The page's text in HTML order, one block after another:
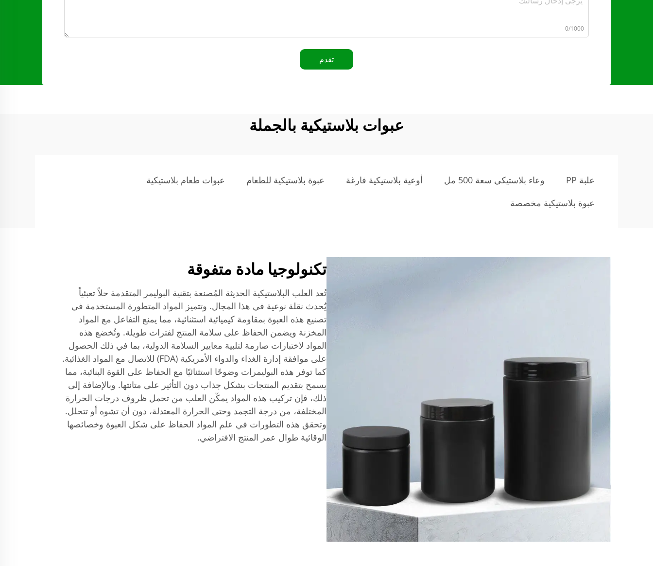
0/1000
تقدم
عبوات بلاستيكية بالجملة
علبة PP وعاء بلاستيكي سعة 500 مل أوعية بلاستيكية فارغة عبوة بلاستيكية للطعام
عبوات طعام بلاستيكية
عبوة بلاستيكية مخصصة
تكنولوجيا مادة متفوقة
تُعد العلب البلاستيكية الحديثة المُصنعة بتقنية البوليمر المتقدمة حلاً تعبئياً
يُحدث نقلة نوعية في هذا المجال. وتتميز المواد المتطورة المستخدمة في
تصنيع هذه العبوة بمقاومة كيميائية استثنائية، مما يمنع التفاعل مع المواد
المخزنة ويضمن الحفاظ على سلامة المنتج لفترات طويلة. وتُخضع هذه
المواد لاختبارات صارمة لتلبية معايير السلامة الدولية، بما في ذلك الحصول
على موافقة إدارة الغذاء والدواء الأمريكية (FDA) للاتصال مع المواد الغذائية.
كما توفر هذه البوليمرات وضوحًا استثنائيًا مع الحفاظ على القوة البنائية، مما
يسمح بتقديم المنتجات بشكل جذاب دون التأثير على متانتها. وبالإضافة إلى
ذلك، فإن تركيب هذه المواد يمكّن العلب من تحمل ظروف درجات الحرارة
المختلفة، من درجة التجمد وحتى الحرارة المعتدلة، دون أن تشوه أو تتحلل.
وتحقق هذه التطورات في علم المواد الحفاظ على شكل العبوة وخصائصها
الوقائية طوال عمر المنتج الافتراضي.